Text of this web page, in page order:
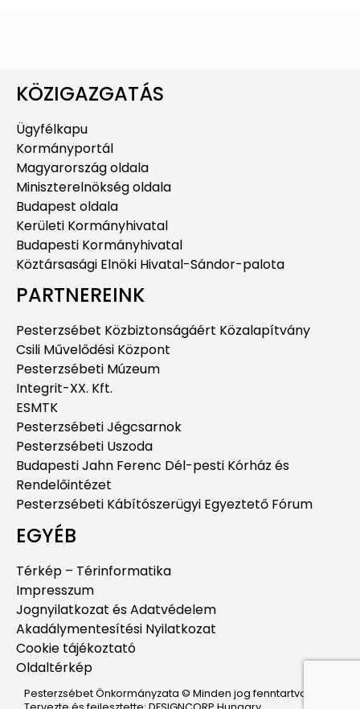
KÖZIGAZGATÁS
Ügyfélkapu
Kormányportál
Magyarország oldala
Miniszterelnökség oldala
Budapest oldala
Kerületi Kormányhivatal
Budapesti Kormányhivatal
Köztársasági Elnöki Hivatal-Sándor-palota
PARTNEREINK
Pesterzsébet Közbiztonságáért Közalapítvány
Csili Művelődési Központ
Pesterzsébeti Múzeum
Integrit-XX. Kft.
ESMTK
Pesterzsébeti Jégcsarnok
Pesterzsébeti Uszoda
Budapesti Jahn Ferenc Dél-pesti Kórház és
Rendelőintézet
Pesterzsébeti Kábítószerügyi Egyeztető Fórum
EGYÉB
Térkép – Térinformatika
Impresszum
Jognyilatkozat és Adatvédelem
Akadálymentesítési Nyilatkozat
Cookie tájékoztató
Oldaltérkép
Pesterzsébet Önkormányzata © Minden jog fenntartva.